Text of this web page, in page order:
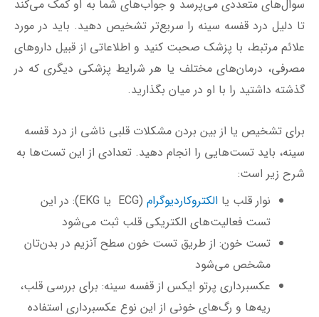
سوال‌های متعددی می‌پرسد و جواب‌های شما به او کمک می‌کند
تا دلیل درد قفسه سینه را سریع‌تر تشخیص دهید. باید در مورد
علائم مرتبط، با پزشک صحبت کنید و اطلاعاتی از قبیل داروهای
مصرفی، درمان‌های مختلف یا هر شرایط پزشکی دیگری که در
گذشته داشتید را با او در میان بگذارید.
برای تشخیص یا از بین بردن مشکلات قلبی ناشی از درد قفسه
سینه، باید تست‌هایی را انجام دهید. تعدادی از این تست‌ها به
شرح زیر است:
نوار قلب یا الکتروکاردیوگرام
(ECG یا EKG): در این
تست فعالیت‌های الکتریکی قلب ثبت می‌شود
تست خون: از طریق تست خون سطح آنزیم در بدن‌تان
مشخص می‌شود
عکسبرداری پرتو ایکس از قفسه سینه: برای بررسی قلب،
ریه‌ها و رگ‌های خونی از این نوع عکسبرداری استفاده